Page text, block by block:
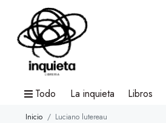
Todo La inquieta Libros
Inicio Luciano lutereau